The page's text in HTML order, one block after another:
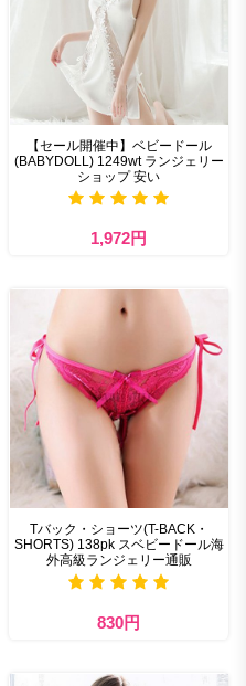
【セール開催中】ベビードール
(BABYDOLL) 1249wt ランジェリー
ショップ 安い
1,972円
Tバック・ショーツ(T-BACK・
SHORTS) 138pk スベビードール海
外高級ランジェリー通販
830円